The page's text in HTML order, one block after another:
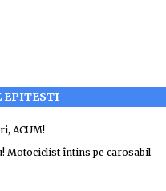
EPITESTI
ACUM!
Motociclist întins pe carosabil